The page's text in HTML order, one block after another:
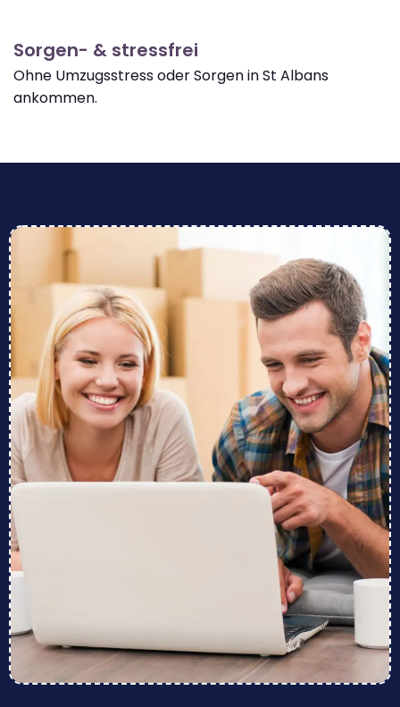
Sorgen- & stressfrei
Ohne Umzugsstress oder Sorgen in St Albans
ankommen.